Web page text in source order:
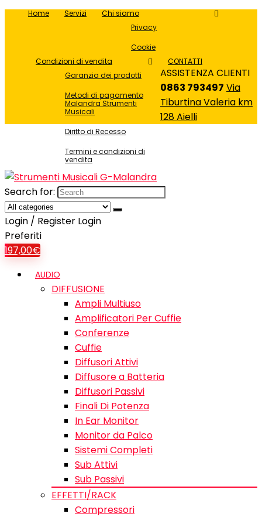
Home Servizi
Chi siamo
Privacy
Cookie
Condizioni di vendita
Garanzia dei prodotti
Metodi di pagamento
Malandra Strumenti
Musicali
Diritto di Recesso
Termini e condizioni di
vendita
CONTATTI
ASSISTENZA CLIENTI
0863 793497 Via
Tiburtina Valeria km
128 Aielli
Search for:
Login / Register Login
Preferiti
197,00€
AUDIO
DIFFUSIONE
Ampli Multiuso
Amplificatori Per Cuffie
Conferenze
Cuffie
Diffusori Attivi
Diffusore a Batteria
Diffusori Passivi
Finali Di Potenza
In Ear Monitor
Monitor da Palco
Sistemi Completi
Sub Attivi
Sub Passivi
EFFETTI/RACK
Compressori